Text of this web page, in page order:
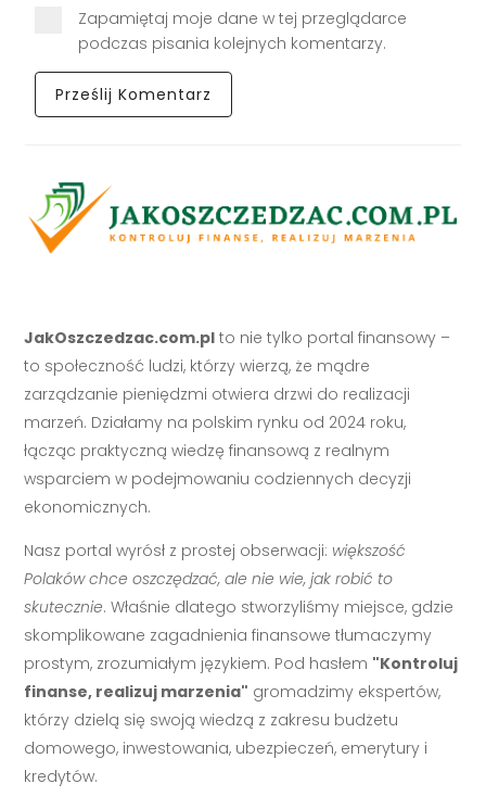
Zapamiętaj moje dane w tej przeglądarce
podczas pisania kolejnych komentarzy.
JakOszczedzac.com.pl to nie tylko portal finansowy –
to społeczność ludzi, którzy wierzą, że mądre
zarządzanie pieniędzmi otwiera drzwi do realizacji
marzeń. Działamy na polskim rynku od 2024 roku,
łącząc praktyczną wiedzę finansową z realnym
wsparciem w podejmowaniu codziennych decyzji
ekonomicznych.
Nasz portal wyrósł z prostej obserwacji: większość
Polaków chce oszczędzać, ale nie wie, jak robić to
skutecznie. Właśnie dlatego stworzyliśmy miejsce, gdzie
skomplikowane zagadnienia finansowe tłumaczymy
prostym, zrozumiałym językiem. Pod hasłem "Kontroluj
finanse, realizuj marzenia" gromadzimy ekspertów,
którzy dzielą się swoją wiedzą z zakresu budżetu
domowego, inwestowania, ubezpieczeń, emerytury i
kredytów.